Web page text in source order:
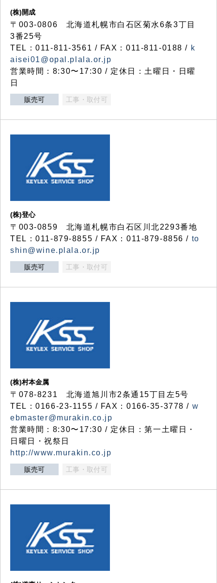
(株)開成
〒003-0806 北海道札幌市白石区菊水6条3丁目
3番25号
TEL：011-811-3561 / FAX：011-811-0188 / k
aisei01@opal.plala.or.jp
営業時間：8:30〜17:30 / 定休日：土曜日・日曜
日
販売可 工事・取付可
(株)登心
〒003-0859 北海道札幌市白石区川北2293番地
TEL：011-879-8855 / FAX：011-879-8856 / to
shin@wine.plala.or.jp
販売可 工事・取付可
(株)村本金属
〒078-8231 北海道旭川市2条通15丁目左5号
TEL：0166-23-1155 / FAX：0166-35-3778 / w
ebmaster@murakin.co.jp
営業時間：8:30〜17:30 / 定休日：第一土曜日・
日曜日・祝祭日
http://www.murakin.co.jp
販売可 工事・取付可